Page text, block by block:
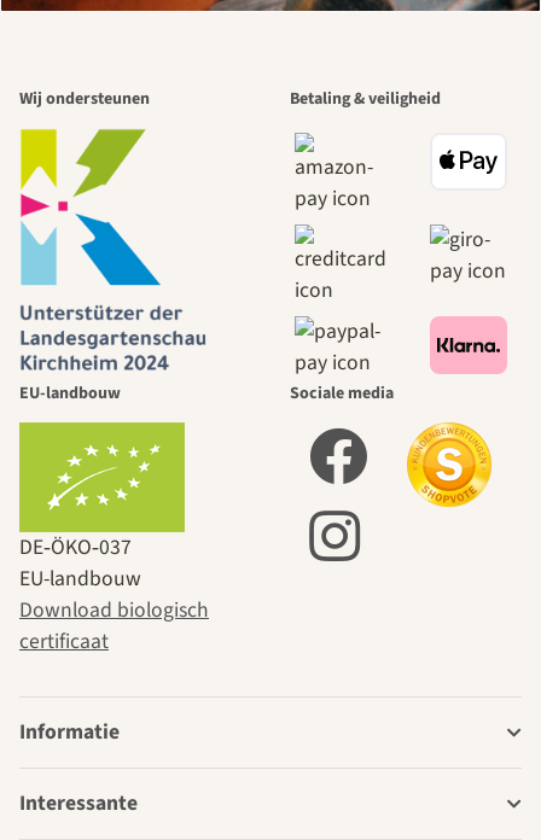
Wij ondersteunen Betaling & veiligheid
EU-landbouw
DE‑ÖKO‑037
EU-landbouw
Download biologisch
certificaat
Sociale media
Informatie
Interessante